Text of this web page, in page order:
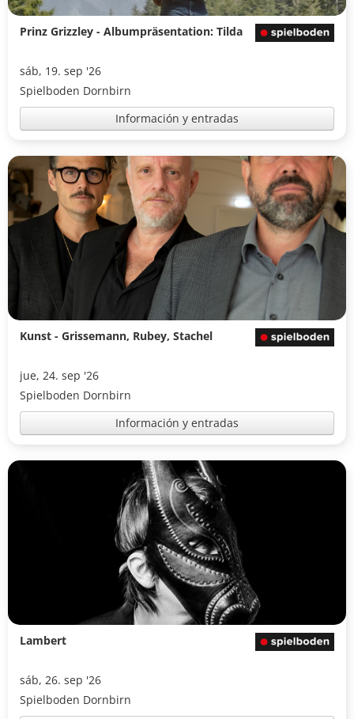
Prinz Grizzley - Albumpräsentation: Tilda
sáb, 19. sep '26
Spielboden Dornbirn
Información y entradas
Kunst - Grissemann, Rubey, Stachel
jue, 24. sep '26
Spielboden Dornbirn
Información y entradas
Lambert
sáb, 26. sep '26
Spielboden Dornbirn